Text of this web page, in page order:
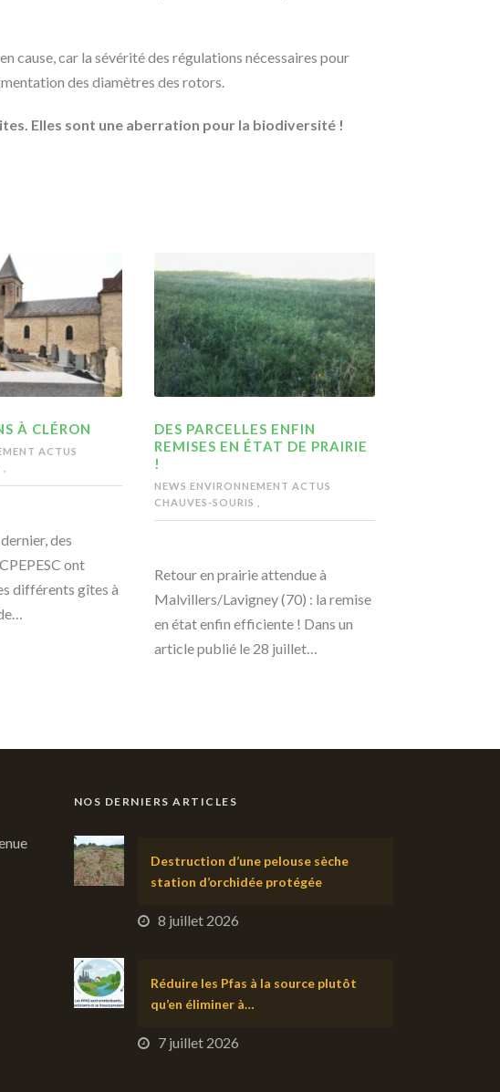
cause, car la sévérité des régulations nécessaires pour
des diamètres des rotors.
Elles sont une aberration pour la biodiversité !
À CLÉRON
ACTUS
des
ont
différents gîtes à
DES PARCELLES ENFIN
REMISES EN ÉTAT DE PRAIRIE
!
NEWS ENVIRONNEMENT ACTUS
CHAUVES-SOURIS
Retour en prairie attendue à
Malvillers/Lavigney (70) : la remise
en état enfin efficiente ! Dans un
article publié le 28 juillet…
NOS DERNIERS ARTICLES
Destruction d’une pelouse sèche
station d’orchidée protégée
8 juillet 2026
Réduire les Pfas à la source plutôt
qu’en éliminer à…
7 juillet 2026